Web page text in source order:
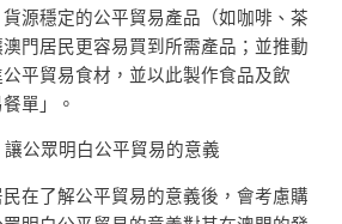
源穩定的公平貿易產品（如咖啡、茶
門居民更容易買到所需產品；並推動
平貿易食材，並以此製作食品及飲
單」。
公眾明白公平貿易的意義
在了解公平貿易的意義後，會考慮購